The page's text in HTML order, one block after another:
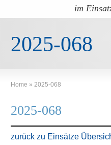
im
2025-068
Home » 2025-068
2025-068
zurück zu Einsätze